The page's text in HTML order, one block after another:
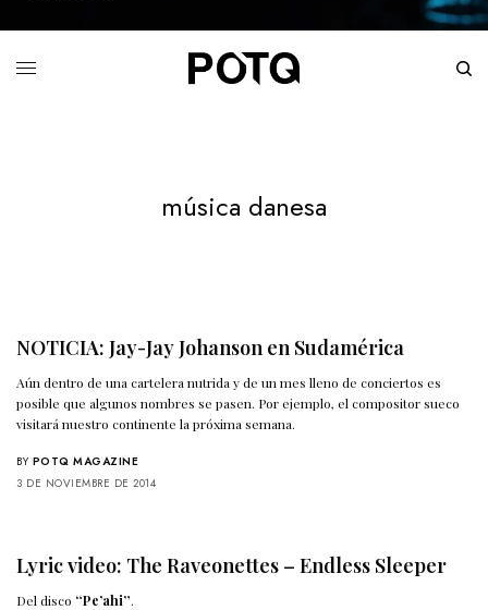
música danesa
NOTICIA: Jay-Jay Johanson en Sudamérica
Aún dentro de una cartelera nutrida y de un mes lleno de conciertos es
posible que algunos nombres se pasen. Por ejemplo, el compositor sueco
visitará nuestro continente la próxima semana.
BY POTQ MAGAZINE
3 DE NOVIEMBRE DE 2014
Lyric video: The Raveonettes – Endless Sleeper
Del disco “Pe’ahi”.